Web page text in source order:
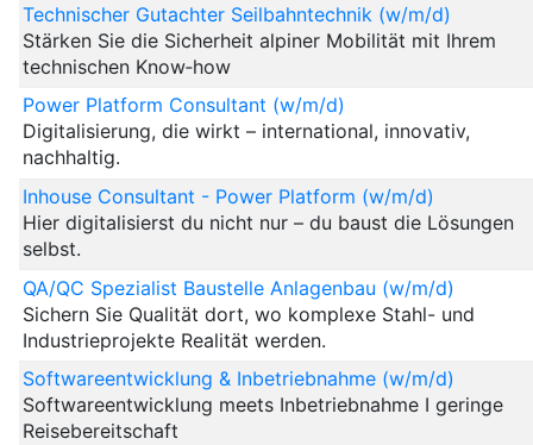
Technischer Gutachter Seilbahntechnik (w/m/d)
Stärken Sie die Sicherheit alpiner Mobilität mit Ihrem
technischen Know‑how
Power Platform Consultant (w/m/d)
Digitalisierung, die wirkt – international, innovativ,
nachhaltig.
Inhouse Consultant - Power Platform (w/m/d)
Hier digitalisierst du nicht nur – du baust die Lösungen
selbst.
QA/QC Spezialist Baustelle Anlagenbau (w/m/d)
Sichern Sie Qualität dort, wo komplexe Stahl- und
Industrieprojekte Realität werden.
Softwareentwicklung & Inbetriebnahme (w/m/d)
Softwareentwicklung meets Inbetriebnahme I geringe
Reisebereitschaft